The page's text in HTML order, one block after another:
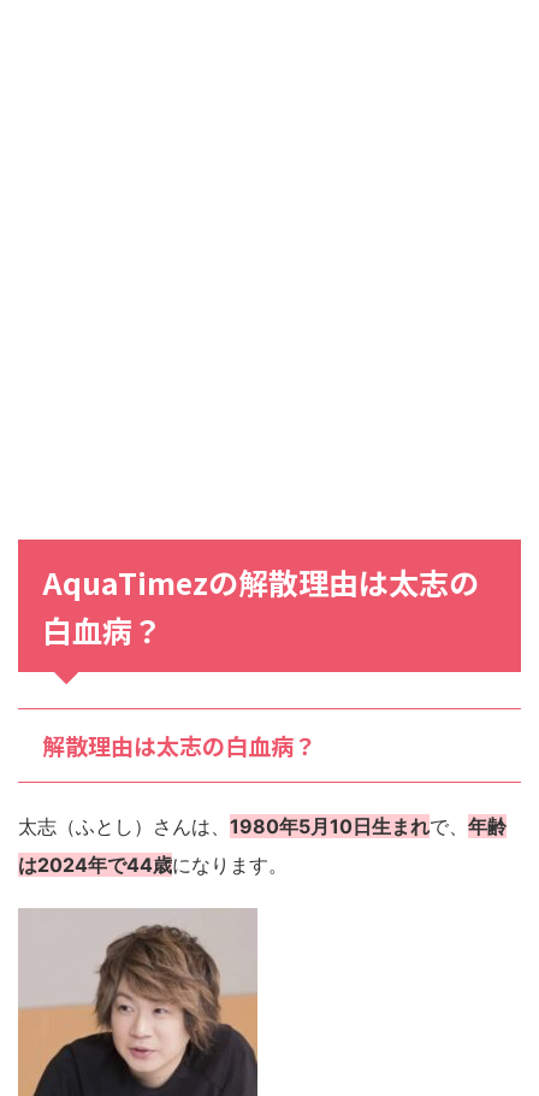
AquaTimezの解散理由は太志の
白血病？
解散理由は太志の白血病？
太志（ふとし）さんは、 1980年5月10日生まれで、 年齢
は2024年で44歳になります。